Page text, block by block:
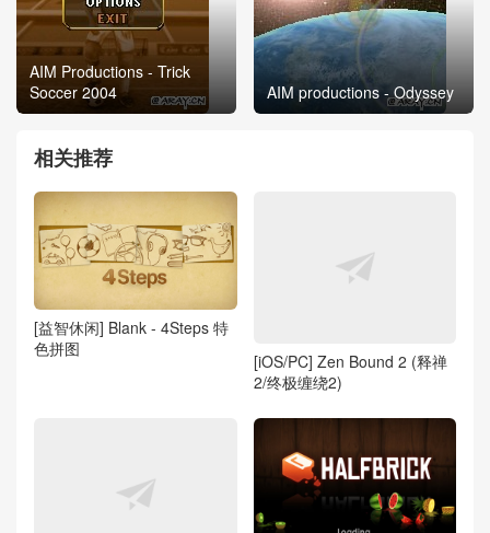
AIM Productions - Trick
Soccer 2004
AIM productions - Odyssey
相关推荐
[益智休闲] Blank - 4Steps 特
色拼图
[iOS/PC] Zen Bound 2 (释禅
2/终极缠绕2)